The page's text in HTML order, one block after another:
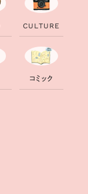
CU LTU RE
コ ミ ック